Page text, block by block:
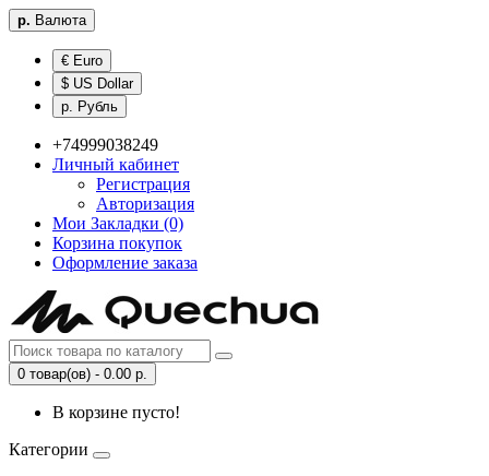
р. Валюта
€ Euro
$ US Dollar
р. Рубль
+74999038249
Личный кабинет
Регистрация
Авторизация
Мои Закладки (0)
Корзина покупок
Оформление заказа
0 товар(ов) - 0.00 р.
В корзине пусто!
Категории